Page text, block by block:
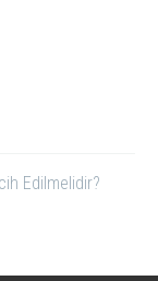
Edilmelidir?